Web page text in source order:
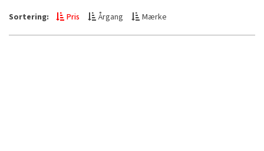
Sortering:
Pris Årgang Mærke